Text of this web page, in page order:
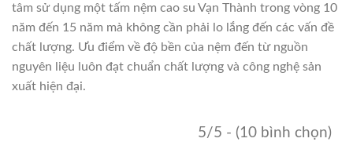
tâm sử dụng một tấm nệm cao su Vạn Thành trong vòng 10
năm đến 15 năm mà không cần phải lo lắng đến các vấn đề
chất lượng. Ưu điểm về độ bền của nệm đến từ nguồn
nguyên liệu luôn đạt chuẩn chất lượng và công nghệ sản
xuất hiện đại.
5/5 - (10 bình chọn)